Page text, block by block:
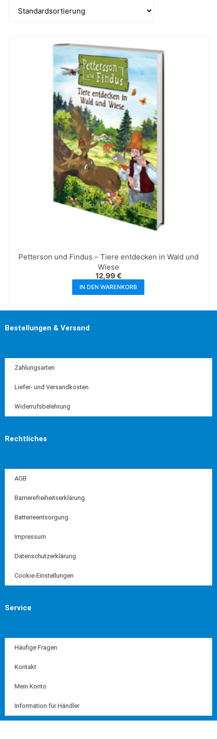
Petterson und Findus – Tiere entdecken in Wald und
Wiese
12,99€
IN DEN WARENKORB
Bestellungen & Versand
Zahlungsarten
Liefer- und Versandkosten
Widerrufsbelehrung
Rechtliches
AGB
Barrierefreiheitserklärung
Batterieentsorgung
Impressum
Datenschutzerklärung
Cookie-Einstellungen
Service
Häufige Fragen
Kontakt
Mein Konto
Information für Händler